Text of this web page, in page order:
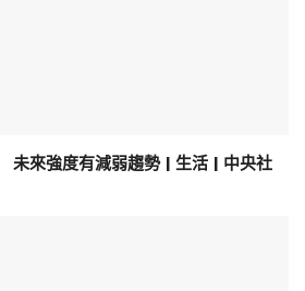
未來強度有減弱趨勢 | 生活 | 中央社